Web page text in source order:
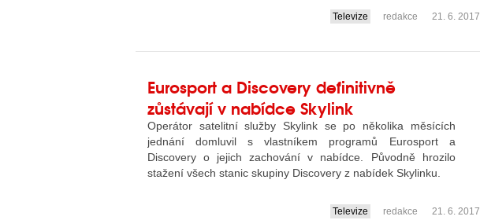
Televize redakce 21. 6. 2017
Eurosport a Discovery definitivně
zůstávají v nabídce Skylink
Operátor satelitní služby Skylink se po několika měsících
jednání domluvil s vlastníkem programů Eurosport a
Discovery o jejich zachování v nabídce. Původně hrozilo
stažení všech stanic skupiny Discovery z nabídek Skylinku.
Televize redakce 21. 6. 2017